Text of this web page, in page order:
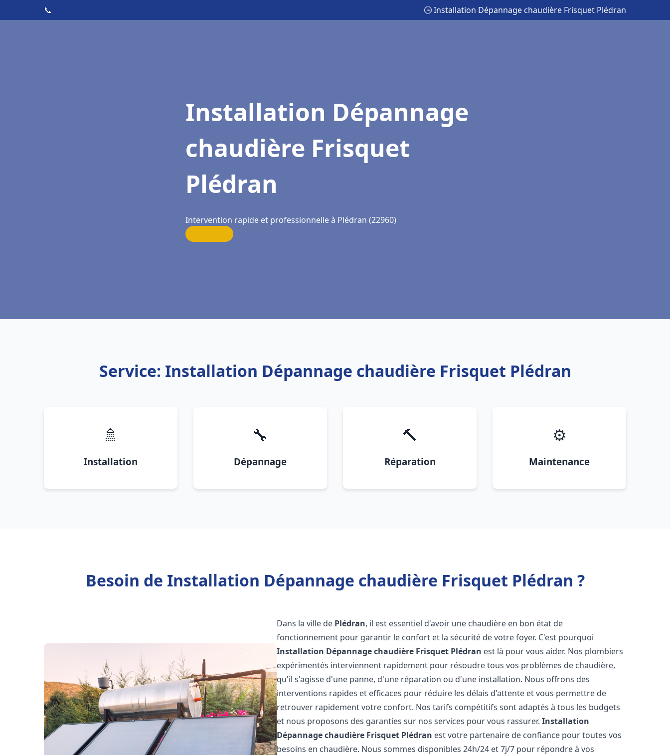
📞 🕒 Installation Dépannage chaudière Frisquet Plédran
Installation Dépannage
chaudière Frisquet
Plédran
Intervention rapide et professionnelle à Plédran (22960)
Service: Installation Dépannage chaudière Frisquet Plédran
🚿
Installation
🔧
Dépannage
🔨
Réparation
⚙️
Maintenance
Besoin de Installation Dépannage chaudière Frisquet Plédran ?
Dans la ville de Plédran, il est essentiel d'avoir une chaudière en bon état de
fonctionnement pour garantir le confort et la sécurité de votre foyer. C'est pourquoi
Installation Dépannage chaudière Frisquet Plédran est là pour vous aider. Nos plombiers
expérimentés interviennent rapidement pour résoudre tous vos problèmes de chaudière,
qu'il s'agisse d'une panne, d'une réparation ou d'une installation. Nous offrons des
interventions rapides et efficaces pour réduire les délais d'attente et vous permettre de
retrouver rapidement votre confort. Nos tarifs compétitifs sont adaptés à tous les budgets
et nous proposons des garanties sur nos services pour vous rassurer.Installation
Dépannage chaudière Frisquet Plédran est votre partenaire de confiance pour toutes vos
besoins en chaudière. Nous sommes disponibles 24h/24 et 7j/7 pour répondre à vos